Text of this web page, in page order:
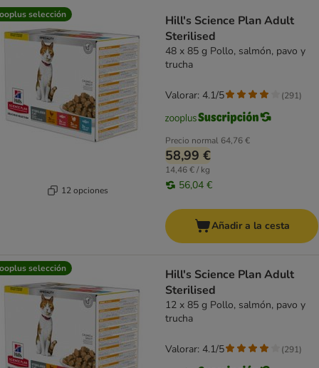
product items have been changed
selección
12 opciones
Hill's Science Plan Adult
Sterilised
48 x 85 g Pollo, salmón, pavo y
trucha
Precio normal 64,76 €
58,99 €
14,46 € / kg
56,04 €
Valorar: 4.1/5 (291)
Añadir a la cesta
selección
Hill's Science Plan Adult
Sterilised
12 x 85 g Pollo, salmón, pavo y
trucha
Valorar: 4.1/5 (291)